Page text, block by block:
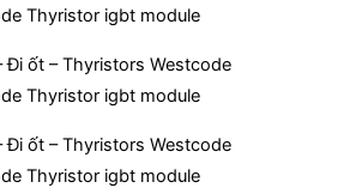
Thyristor igbt module
Đi ốt – Thyristors Westcode
Thyristor igbt module
Đi ốt – Thyristors Westcode
Thyristor igbt module